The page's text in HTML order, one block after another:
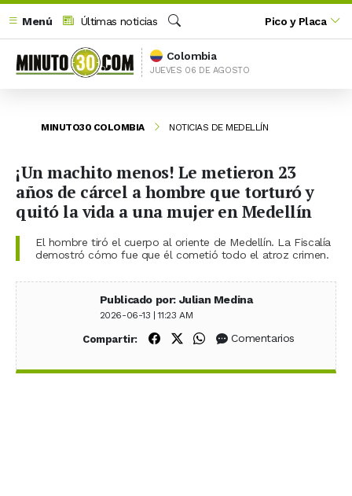
Menú
Últimas noticias
Buscar
Pico y Placa
Colombia
JUEVES 06 DE AGOSTO
MINUTO30 COLOMBIA NOTICIAS DE MEDELLÍN
¡Un machito menos! Le metieron 23
años de cárcel a hombre que torturó y
quitó la vida a una mujer en Medellín
El hombre tiró el cuerpo al oriente de Medellín. La Fiscalía
demostró cómo fue que él cometió todo el atroz crimen.
Publicado por: Julian Medina
2026-06-13 | 11:23 AM
Compartir: Compartir en Facebook
Compartir en X (Twitter)
Compartir en WhatsApp
Comentarios